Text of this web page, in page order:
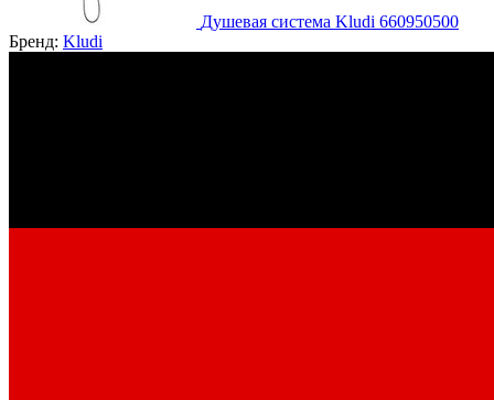
Душевая система Kludi 660950500
Бренд: Kludi